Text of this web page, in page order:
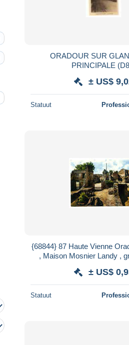
ORADOUR SUR
± US$
Statuut
{68844} 87 Haute Vienne
, Maison Mosnier Landy ,
± US$
Statuut